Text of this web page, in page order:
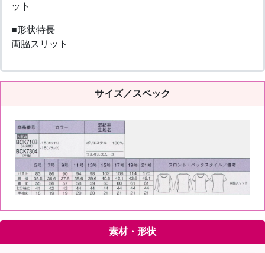
ット
■形状特長
両脇スリット
サイズ／スペック
素材・形状